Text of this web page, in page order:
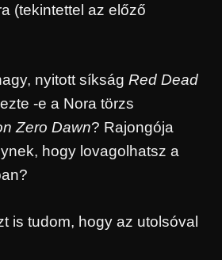
(tekintettel az előző
nyitott síkság Red Dead
-e a Nora törzs
Zero Dawn? Rajongója
hogy lovagolhatsz a
is tudom, hogy az utolsóval